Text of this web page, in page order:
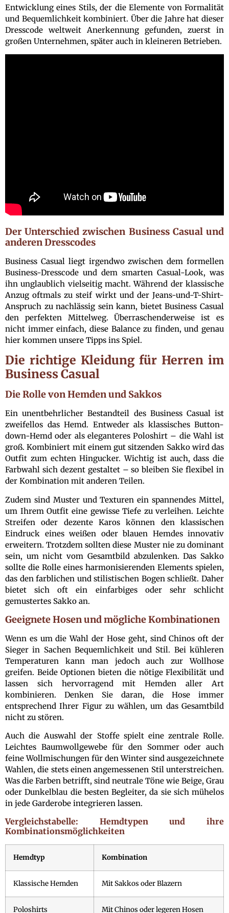
Entwicklung eines Stils, der die Elemente von Formalität
und Bequemlichkeit kombiniert. Über die Jahre hat dieser
Dresscode weltweit Anerkennung gefunden, zuerst in
großen Unternehmen, später auch in kleineren Betrieben.
Der Unterschied zwischen Business Casual und
anderen Dresscodes
Business Casual liegt irgendwo zwischen dem formellen
Business-Dresscode und dem smarten Casual-Look, was
ihn unglaublich vielseitig macht. Während der klassische
Anzug oftmals zu steif wirkt und der Jeans-und-T-Shirt-
Anspruch zu nachlässig sein kann, bietet Business Casual
den perfekten Mittelweg. Überraschenderweise ist es
nicht immer einfach, diese Balance zu finden, und genau
hier kommen unsere Tipps ins Spiel.
Die richtige Kleidung für Herren im
Business Casual
Die Rolle von Hemden und Sakkos
Ein unentbehrlicher Bestandteil des Business Casual ist
zweifellos das Hemd. Entweder als klassisches Button-
down-Hemd oder als eleganteres Poloshirt – die Wahl ist
groß. Kombiniert mit einem gut sitzenden Sakko wird das
Outfit zum echten Hingucker. Wichtig ist auch, dass die
Farbwahl sich dezent gestaltet – so bleiben Sie flexibel in
der Kombination mit anderen Teilen.
Zudem sind Muster und Texturen ein spannendes Mittel,
um Ihrem Outfit eine gewisse Tiefe zu verleihen. Leichte
Streifen oder dezente Karos können den klassischen
Eindruck eines weißen oder blauen Hemdes innovativ
erweitern. Trotzdem sollten diese Muster nie zu dominant
sein, um nicht vom Gesamtbild abzulenken. Das Sakko
sollte die Rolle eines harmonisierenden Elements spielen,
das den farblichen und stilistischen Bogen schließt. Daher
bietet sich oft ein einfarbiges oder sehr schlicht
gemustertes Sakko an.
Geeignete Hosen und mögliche Kombinationen
Wenn es um die Wahl der Hose geht, sind Chinos oft der
Sieger in Sachen Bequemlichkeit und Stil. Bei kühleren
Temperaturen kann man jedoch auch zur Wollhose
greifen. Beide Optionen bieten die nötige Flexibilität und
lassen sich hervorragend mit Hemden aller Art
kombinieren. Denken Sie daran, die Hose immer
entsprechend Ihrer Figur zu wählen, um das Gesamtbild
nicht zu stören.
Auch die Auswahl der Stoffe spielt eine zentrale Rolle.
Leichtes Baumwollgewebe für den Sommer oder auch
feine Wollmischungen für den Winter sind ausgezeichnete
Wahlen, die stets einen angemessenen Stil unterstreichen.
Was die Farben betrifft, sind neutrale Töne wie Beige, Grau
oder Dunkelblau die besten Begleiter, da sie sich mühelos
in jede Garderobe integrieren lassen.
Vergleichstabelle: Hemdtypen und ihre
Kombinationsmöglichkeiten
Hemdtyp Kombination
Klassische Hemden Mit Sakkos oder Blazern
Poloshirts Mit Chinos oder legeren Hosen